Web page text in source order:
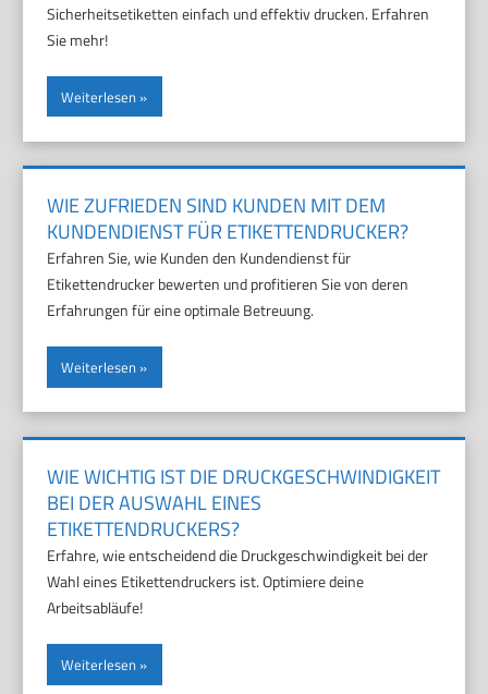
Sicherheitsetiketten einfach und effektiv drucken. Erfahren
Sie mehr!
Weiterlesen
WIE ZUFRIEDEN SIND KUNDEN MIT DEM
KUNDENDIENST FÜR ETIKETTENDRUCKER?
Erfahren Sie, wie Kunden den Kundendienst für
Etikettendrucker bewerten und profitieren Sie von deren
Erfahrungen für eine optimale Betreuung.
Weiterlesen
WIE WICHTIG IST DIE DRUCKGESCHWINDIGKEIT
BEI DER AUSWAHL EINES
ETIKETTENDRUCKERS?
Erfahre, wie entscheidend die Druckgeschwindigkeit bei der
Wahl eines Etikettendruckers ist. Optimiere deine
Arbeitsabläufe!
Weiterlesen